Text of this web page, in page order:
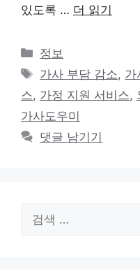
있도록 … 더 읽기
카
테
고
리
정보
태
그
가사 부담 감소, 가
스, 가정 지원 서비스,
가사도우미
댓글 남기기
색: